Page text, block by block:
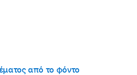
από το φόντο